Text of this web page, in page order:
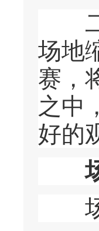
二
场地
赛，
之中
好的
场